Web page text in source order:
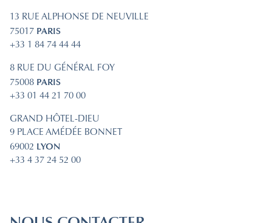
13 RUE ALPHONSE DE NEUVILLE
75017 PARIS
+33 1 84 74 44 44
8 RUE DU GÉNÉRAL FOY
75008 PARIS
+33 01 44 21 70 00
GRAND HÔTEL-DIEU
9 PLACE AMÉDÉE BONNET
69002 LYON
+33 4 37 24 52 00